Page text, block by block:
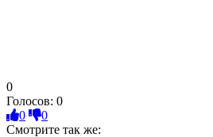
0
Голосов: 0
0
0
Смотрите так же: